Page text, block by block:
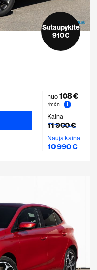
Sutaupykite
910 €
nuo 108 €
/mėn
i
Kaina
11 900 €
Nauja kaina
10 990 €